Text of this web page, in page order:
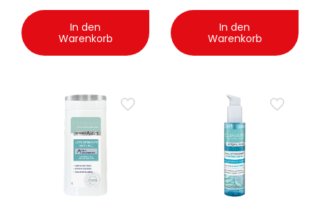
In den
Warenkorb
In den
Warenkorb